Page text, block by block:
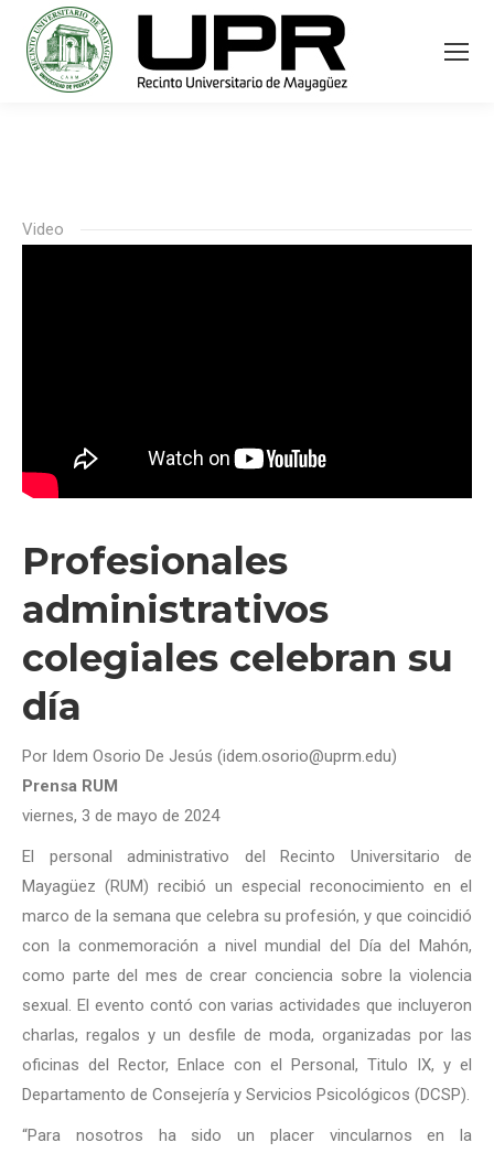
Video
Profesionales
administrativos
colegiales celebran su
día
Por Idem Osorio De Jesús (idem.osorio@uprm.edu)
Prensa RUM
viernes, 3 de mayo de 2024
El personal administrativo del Recinto Universitario de
Mayagüez (RUM) recibió un especial reconocimiento en el
marco de la semana que celebra su profesión, y que coincidió
con la conmemoración a nivel mundial del Día del Mahón,
como parte del mes de crear conciencia sobre la violencia
sexual. El evento contó con varias actividades que incluyeron
charlas, regalos y un desfile de moda, organizadas por las
oficinas del Rector, Enlace con el Personal, Titulo IX, y el
Departamento de Consejería y Servicios Psicológicos (DCSP).
“Para nosotros ha sido un placer vincularnos en la